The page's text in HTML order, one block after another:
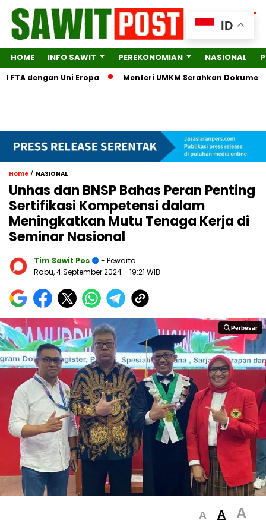
HOME INFO SAWIT PEREKONOMIAN NASIONAL
dengan Uni Eropa Menteri UMKM Serahkan Dokumen
Home / NASIONAL
Unhas dan BNSP Bahas Peran Penting
Sertifikasi Kompetensi dalam
Meningkatkan Mutu Tenaga Kerja di
Seminar Nasional
Tim Sawit Pos
- Pewarta
Rabu, 4 September 2024- 19:21 WIB
Perbesar
Perbesar
A A A
ID